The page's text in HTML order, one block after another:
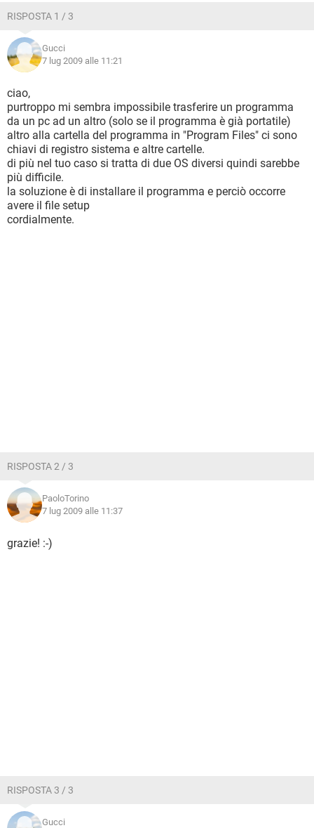
RISPOSTA 1 / 3
Gucci
7 lug 2009 alle 11:21
ciao,
purtroppo mi sembra impossibile trasferire un programma
da un pc ad un altro (solo se il programma è già portatile)
altro alla cartella del programma in "Program Files" ci sono
chiavi di registro sistema e altre cartelle.
di più nel tuo caso si tratta di due OS diversi quindi sarebbe
più difficile.
la soluzione è di installare il programma e perciò occorre
avere il file setup
cordialmente.
RISPOSTA 2 / 3
PaoloTorino
7 lug 2009 alle 11:37
grazie! :-)
RISPOSTA 3 / 3
Gucci